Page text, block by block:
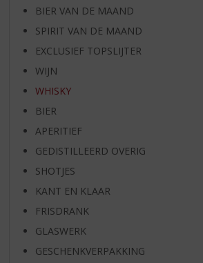
BIER VAN DE MAAND
SPIRIT VAN DE MAAND
EXCLUSIEF TOPSLIJTER
WIJN
WHISKY
BIER
APERITIEF
GEDISTILLEERD OVERIG
SHOTJES
KANT EN KLAAR
FRISDRANK
GLASWERK
GESCHENKVERPAKKING